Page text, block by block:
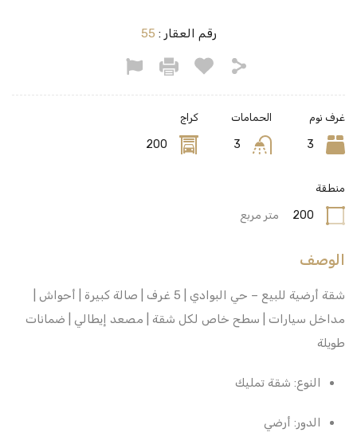
رقم العقار : 55
غرف نوم
3
الحمامات
3
كراج
200
منطقة
200 متر مربع
الوصف
شقة أرضية للبيع – حي البوادي | 5 غرف | صالة كبيرة | أحواش |
مداخل سيارات | سطح خاص لكل شقة | مصعد إيطالي | ضمانات
طويلة
النوع: شقة تمليك
الدور: أرضي